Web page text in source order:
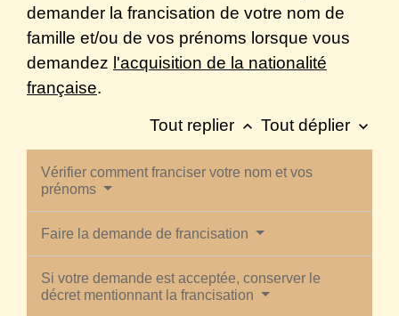
demander la francisation de votre nom de
famille et/ou de vos prénoms lorsque vous
demandez l'acquisition de la nationalité
française.
Tout replier keyboard_arrow_up Tout déplier keyboard_arrow_down
Vérifier comment franciser votre nom et vos
prénoms
Faire la demande de francisation
Si votre demande est acceptée, conserver le
décret mentionnant la francisation